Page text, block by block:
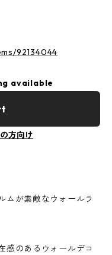
92134044
available
方向け
ムが素敵なウォールラ
感のあるウォールデコ